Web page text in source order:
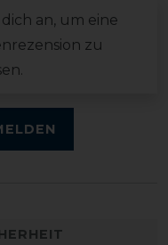
an, um eine
zu